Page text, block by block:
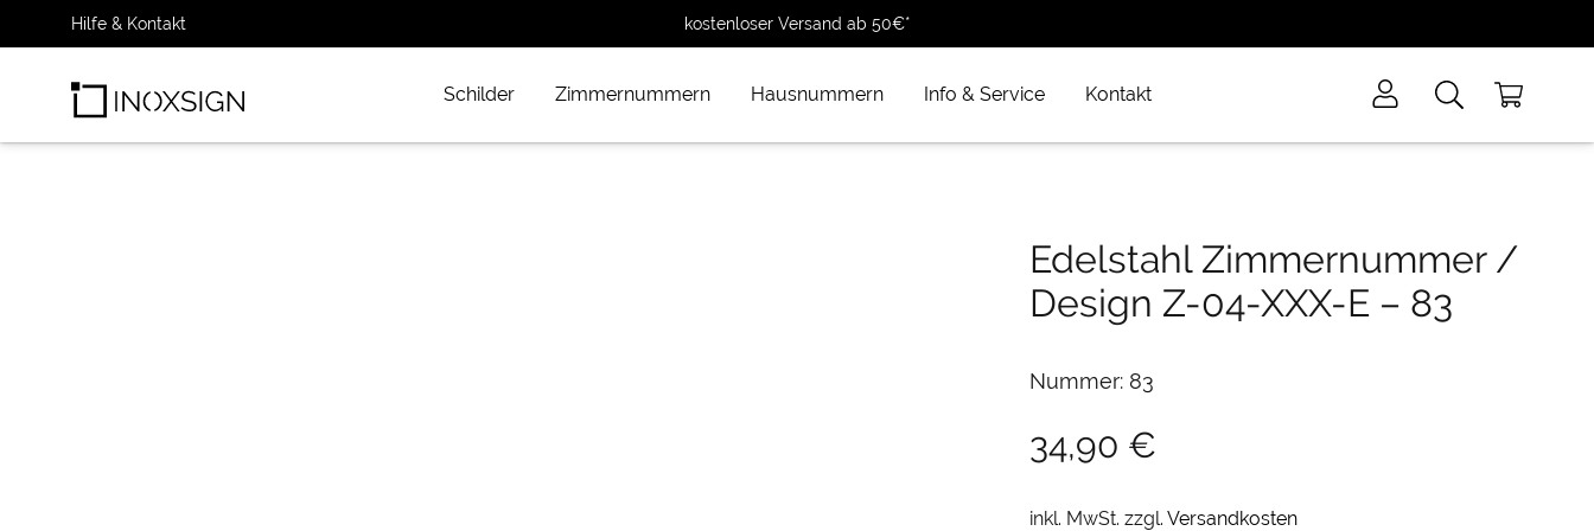
Hilfe & Kontakt kostenloser Versand ab 50€*
Schilder Zimmernummern Hausnummern Info & Service Kontakt
Edelstahl Zimmernummer /
Design Z-04-XXX-E– 83
Nummer: 83
34,90 €
inkl. MwSt. zzgl. Versandkosten